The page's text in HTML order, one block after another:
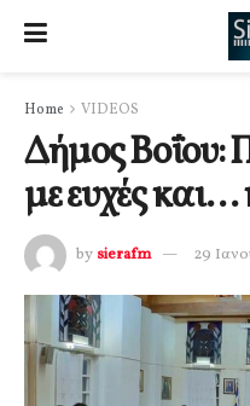
Home VIDEOS
Δήμος Βοΐου:
με ευχές
by sierafm 29